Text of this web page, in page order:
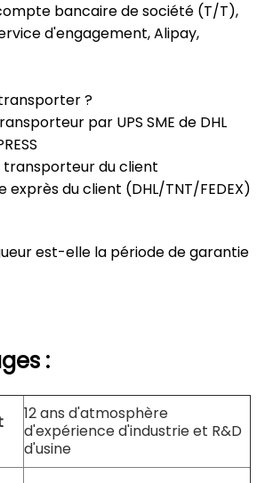
bancaire de société (T/T),
d'engagement, Alipay,
?
par UPS SME de DHL
du client
du client (DHL/TNT/FEDEX)
est-elle la période de garantie
:
12 ans d'atmosphère
d'expérience d'industrie et R&D
d'usine